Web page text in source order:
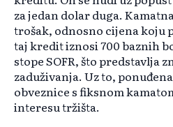
za jedan dolar duga.
trošak, odnosno cijena koju
taj kredit iznosi 700 baznih
stope SOFR, što predstavlja
zaduživanja. Uz to,
obveznice s fiksnom
interesu tržišta.